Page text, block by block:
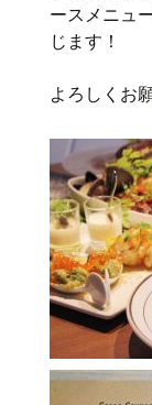
ースメニュ
じます！
よろしくお